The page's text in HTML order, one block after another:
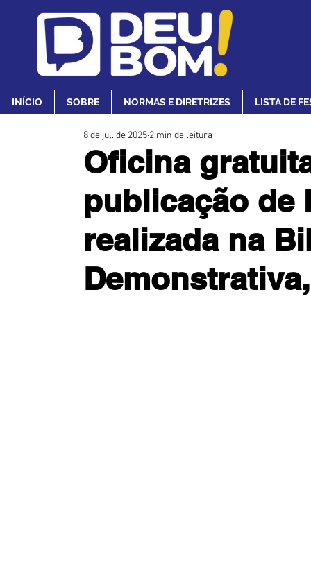
INÍCIO SOBRE NORMAS E DIRETRIZES LISTA DE
Oficina
publicação de
realizada na
8 de jul. de 2025 2 min de leitura